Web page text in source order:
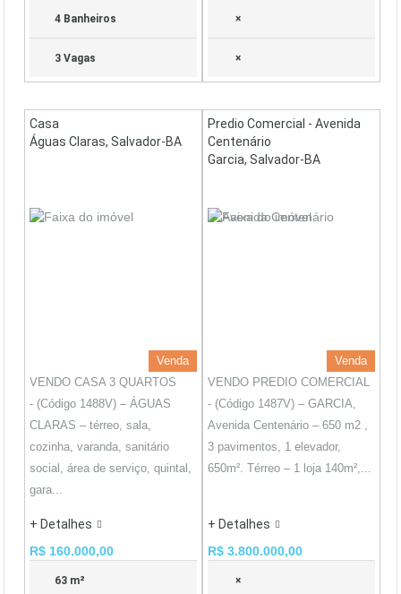
4 Banheiros
3 Vagas
×
×
Casa
Águas Claras, Salvador-BA
Venda
VENDO CASA 3 QUARTOS
- (Código 1488V) – ÁGUAS
CLARAS – térreo, sala,
cozinha, varanda, sanitário
social, área de serviço, quintal,
gara...
+ Detalhes
R$ 160.000,00
63 m²
Predio Comercial - Avenida
Centenário
Garcia, Salvador-BA
Venda
VENDO PREDIO COMERCIAL
- (Código 1487V) – GARCIA,
Avenida Centenário – 650 m2 ,
3 pavimentos, 1 elevador,
650m². Térreo – 1 loja 140m²,...
+ Detalhes
R$ 3.800.000,00
×